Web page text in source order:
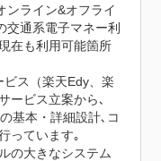
ンライン&オフライ
交通系電子マネー利
在も利用可能箇所
ス（楽天Edy、楽
ービス立案から､
基本・詳細設計､コ
っています｡
の大きなシステム